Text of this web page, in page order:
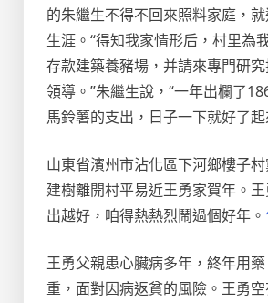
的朱繼生不得不回來照料家庭，
生涯。“得知我家情形后，村里為
存款建築養豬場，并請來專門研
領導。”朱繼生說，“一年出欄了
馬鈴薯的支出，日子一下就好了起
山東省濱州市沾化區下河鄉樓子
建樹離開村平易近王勇家賀年。
出越好，咱得熱熱烈鬧過個好年。
王勇父親患心臟病多年，終年用
重，面對因病返貧的風險。王勇